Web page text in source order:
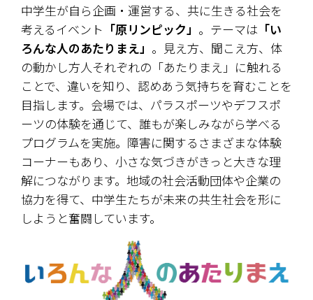
中学生が自ら企画・運営する、共に生きる社会を
考えるイベント 「原リンピック」 。テーマは 「い
ろんな人のあたりまえ」 。見え方、聞こえ方、体
の動かし方――人それぞれの「あたりまえ」に触れる
ことで、違いを知り、認めあう気持ちを育むことを
目指します。会場では、パラスポーツやデフスポ
ーツの体験を通じて、誰もが楽しみながら学べる
プログラムを実施。障害に関するさまざまな体験
コーナーもあり、小さな気づきがきっと大きな理
解につながります。地域の社会活動団体や企業の
協力を得て、中学生たちが未来の共生社会を形に
しようと奮闘しています。